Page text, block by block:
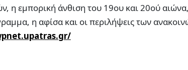
η εμπορική άνθιση του 19ου και 20ού
η αφίσα και οι περιλήψεις των